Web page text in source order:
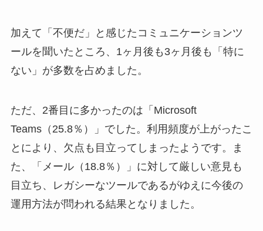
加えて「不便だ」と感じたコミュニケーションツ
ールを聞いたところ、1ヶ月後も3ヶ月後も「特に
ない」が多数を占めました。
ただ、2番目に多かったのは「Microsoft
Teams（25.8％）」でした。利用頻度が上がったこ
とにより、欠点も目立ってしまったようです。ま
た、「メール（18.8％）」に対して厳しい意見も
目立ち、レガシーなツールであるがゆえに今後の
運用方法が問われる結果となりました。